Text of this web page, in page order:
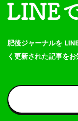
肥後ジャーナルを
く更新された記事をお